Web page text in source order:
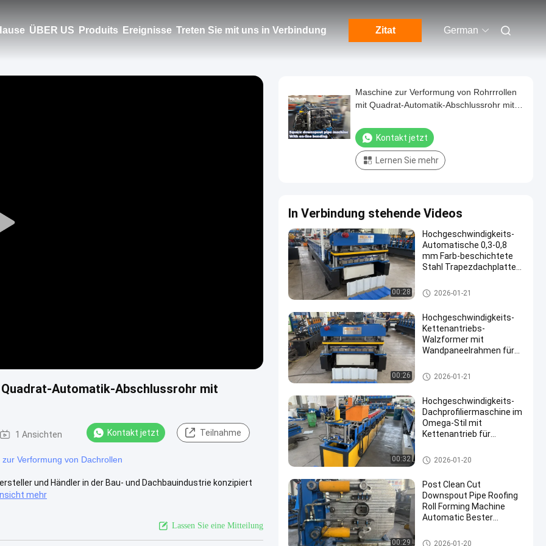
ÜBER US Produits Ereignisse Treten Sie mit uns in Verbindung Zitat German
Play
Automatik-Abschlussrohr mit
1 Ansichten Kontakt jetzt Teilnahme
Verformung von Dachrollen
und Händler in der Bau- und Dachbauindustrie konzipiert
mehr
Lassen Sie eine Mitteilung
Maschine zur Verformung von Rohrrrollen
mit Quadrat-Automatik-Abschlussrohr mit
Kontakt jetzt
Lernen Sie mehr
In Verbindung stehende Videos
00:28
Hochgeschwindigkeits-
Automatische 0,3-0,8
mm Farb-beschichtete
Stahl Trapezdachplatten
Maschine zur Verformung von
Dachrollen
2026-01-21
00:26
Hochgeschwindigkeits-
Kettenantriebs-
Walzformer mit
Wandpaneelrahmen für
Dachpaneel-
Produktionslinie - Beste
Maschine zur Verformung von
Dachrollen
2026-01-21
00:32
Hochgeschwindigkeits-
Dachprofiliermaschine im
Omega-Stil mit
Kettenantrieb für
verzinktem Stahl
Maschine zur Verformung von
Dachrollen
2026-01-20
00:29
Post Clean Cut
Downspout Pipe Roofing
Roll Forming Machine
Automatic Bester
Maschine zur Verformung von
2026-01-20